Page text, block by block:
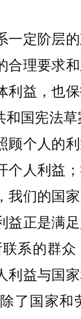
定阶层的
合理要求
利益，也
和国宪法
顾个人的
个人利益
我们的国
益正是满
系的群
利益与国
了国家和